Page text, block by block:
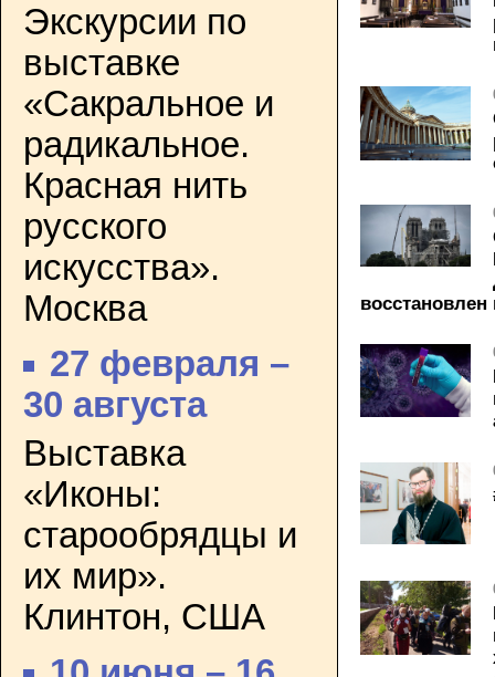
Экскурсии по
выставке
«Сакральное и
радикальное.
Красная нить
русского
искусства».
Москва
27 февраля –
30 августа
Выставка
«Иконы:
старообрядцы и
их мир».
Клинтон, США